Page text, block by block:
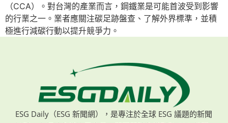
（CCA）。對台灣的產業而言，鋼鐵業是可能首波受到影響
的行業之一。業者應關注碳足跡盤查、了解外界標準，並積
極進行減碳行動以提升競爭力。
ESG Daily（ESG 新聞網），是專注於全球 ESG 議題的新聞